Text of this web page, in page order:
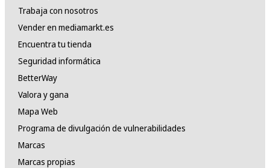
Trabaja con nosotros
Vender en mediamarkt.es
Encuentra tu tienda
Seguridad informática
BetterWay
Valora y gana
Mapa Web
Programa de divulgación de vulnerabilidades
Marcas
Marcas propias